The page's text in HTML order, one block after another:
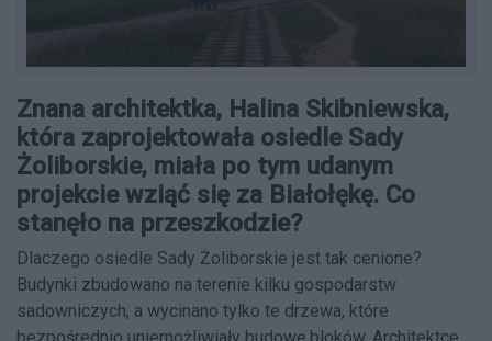
Znana architektka, Halina Skibniewska,
która zaprojektowała osiedle Sady
Żoliborskie, miała po tym udanym
projekcie wziąć się za Białołękę. Co
stanęło na przeszkodzie?
Dlaczego osiedle Sady Żoliborskie jest tak cenione?
Budynki zbudowano na terenie kilku gospodarstw
sadowniczych, a wycinano tylko te drzewa, które
bezpośrednio uniemożliwiały budowę bloków. Architektce